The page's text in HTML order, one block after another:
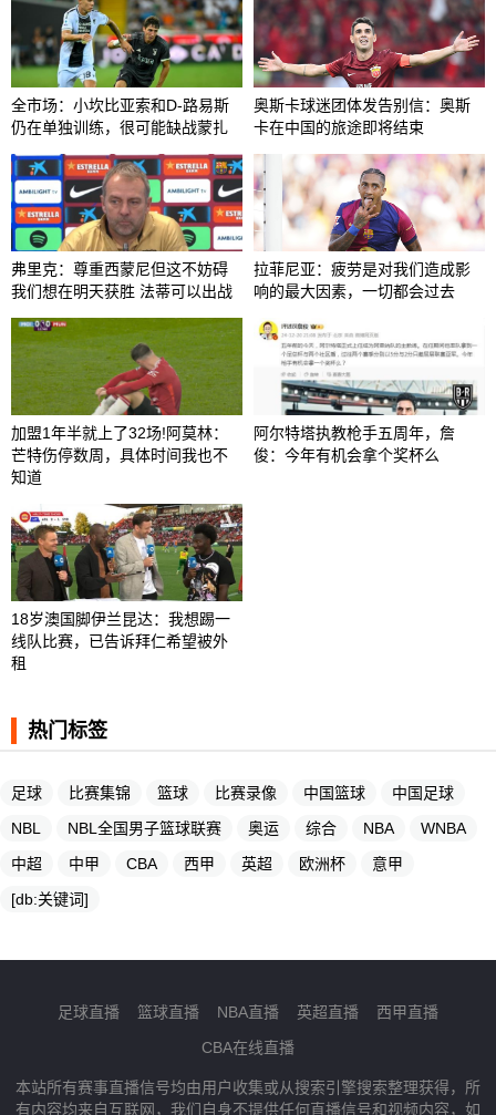
全市场：小坎比亚索和D-路易斯
仍在单独训练，很可能缺战蒙扎
奥斯卡球迷团体发告别信：奥斯
卡在中国的旅途即将结束
弗里克：尊重西蒙尼但这不妨碍
我们想在明天获胜 法蒂可以出战
拉菲尼亚：疲劳是对我们造成影
响的最大因素，一切都会过去
加盟1年半就上了32场!阿莫林：
芒特伤停数周，具体时间我也不
知道
阿尔特塔执教枪手五周年，詹
俊：今年有机会拿个奖杯么 ​​​
18岁澳国脚伊兰昆达：我想踢一
线队比赛，已告诉拜仁希望被外
租
热门标签
足球 比赛集锦 篮球 比赛录像 中国篮球
中国足球
NBL
NBL全国男子篮球联赛 奥运 综合 NBA
WNBA
中超
中甲 CBA 西甲 英超 欧洲杯
意甲
[db:关键词]
足球直播 篮球直播 NBA直播 英超直播
西甲直播
CBA在线直播
本站所有赛事直播信号均由用户收集或从搜索引擎搜索整理获得，所
有内容均来自互联网，我们自身不提供任何直播信号和视频内容，如